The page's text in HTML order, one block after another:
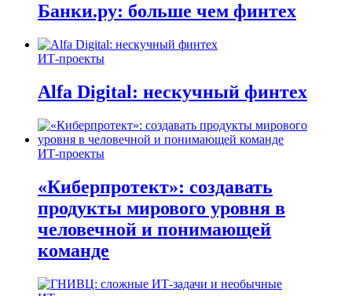
Банки.ру: больше чем финтех
ИТ-проекты
Alfa Digital: нескучный финтех
ИТ-проекты
«Киберпротект»: создавать
продукты мирового уровня в
человечной и понимающей
команде